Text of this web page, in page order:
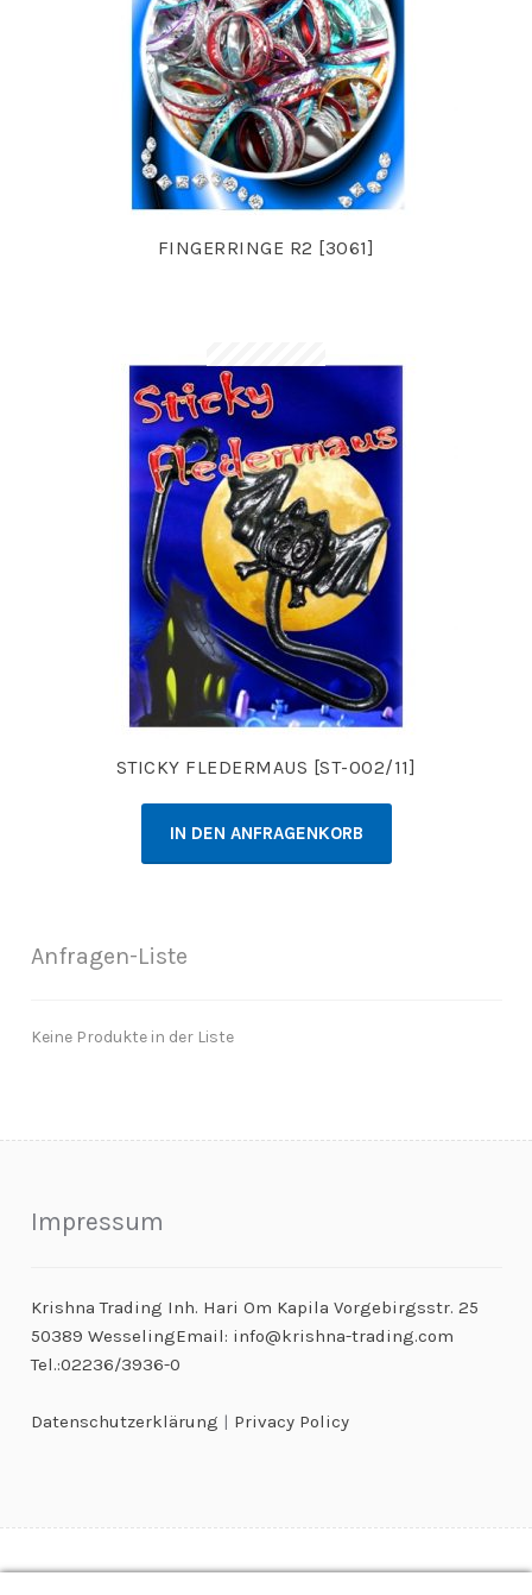
FINGERRINGE R2 [3061]
STICKY FLEDERMAUS [ST-002/11]
IN DEN ANFRAGENKORB
Anfragen-Liste
Keine Produkte in der Liste
Impressum
Krishna Trading Inh. Hari Om Kapila Vorgebirgsstr. 25
50389 WesselingEmail: info@krishna-trading.com
Tel.:02236/3936-0
Datenschutzerklärung | Privacy Policy